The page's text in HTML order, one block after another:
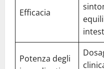
Efficacia
Potenza degli